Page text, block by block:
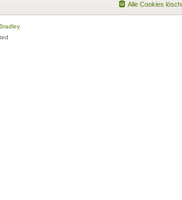
Alle Cookies